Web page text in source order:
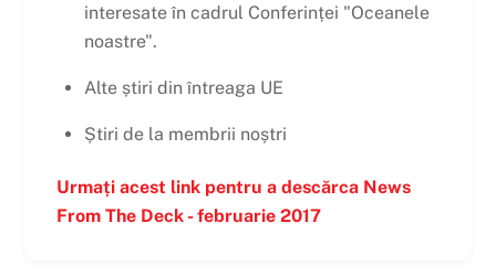
interesate în cadrul Conferinței "Oceanele
noastre".
Alte știri din întreaga UE
Știri de la membrii noștri
Urmați acest link pentru a descărca News
From The Deck - februarie 2017